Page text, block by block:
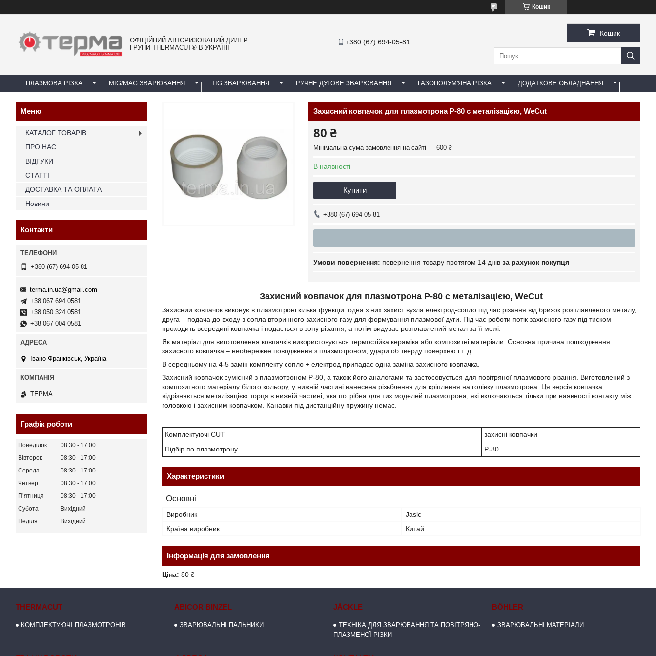
Кошик
ОФІЦІЙНИЙ АВТОРИЗОВАНИЙ ДИЛЕР
ГРУПИ THERMACUT® В УКРАЇНІ
+380 (67) 694-05-81
Кошик
ПЛАЗМОВА РІЗКА MIG/MAG ЗВАРЮВАННЯ TIG ЗВАРЮВАННЯ РУЧНЕ ДУГОВЕ ЗВАРЮВАННЯ ГАЗОПОЛУМ'ЯНА РІЗКА ДОДАТКОВЕ ОБЛАДНАННЯ
Захисний ковпачок для плазмотрона P-80 c металізацією, WeCut
80 ₴
Мінімальна сума замовлення на сайті — 600 ₴
В наявності
Купити
+380 (67) 694-05-81
повернення товару протягом 14 днів за рахунок покупця
Захисний ковпачок для плазмотрона P-80 c металізацією, WeCut
Захисний ковпачок виконує в плазмотроні кілька функцій: одна з них захист вузла електрод-сопло під час різання від бризок розплавленого металу,
друга – подача до входу з сопла вторинного захисного газу для формування плазмової дуги. Під час роботи потік захисного газу під тиском
проходить всередині ковпачка і подається в зону різання, а потім видуває розплавлений метал за її межі.
Як матеріал для виготовлення ковпачків використовується термостійка кераміка або композитні матеріали. Основна причина пошкодження
захисного ковпачка – необережне поводження з плазмотроном, удари об тверду поверхню і т. д.
В середньому на 4-5 замін комплекту сопло + електрод припадає одна заміна захисного ковпачка.
Захисний ковпачок сумісний з плазмотроном P-80, а також його аналогами та застосовується для повітряної плазмового різання. Виготовлений з
композитного матеріалу білого кольору, у нижній частині нанесена різьблення для кріплення на голівку плазмотрона. Ця версія ковпачка
відрізняється металізацією торця в нижній частині, яка потрібна для тих моделей плазмотрона, які включаються тільки при наявності контакту між
головкою і захисним ковпачком. Канавки під дистанційну пружину немає.
Комплектуючі CUT
захисні ковпачки
Підбір по плазмотрону
P-80
Характеристики
Основні
Виробник
Jasic
Країна виробник
Китай
Інформація для замовлення
Ціна: 80 ₴
КАТАЛОГ ТОВАРІВ
ПРО НАС
ВІДГУКИ
СТАТТІ
ДОСТАВКА ТА ОПЛАТА
Новини
Контакти
+380 (67) 694-05-81
terma.in.ua@gmail.com
+38 067 694 0581
+38 050 324 0581
+38 067 004 0581
Івано-Франківськ, Україна
ТЕРМА
Графік роботи
Понеділок 08:30
17:00
Вівторок
08:30
17:00
Середа
08:30
17:00
Четвер
08:30
17:00
Пʼятниця
08:30
17:00
Субота
Вихідний
Неділя
Вихідний
THERMACUT
КОМПЛЕКТУЮЧІ ПЛАЗМОТРОНІВ
ABICOR BINZEL
ЗВАРЮВАЛЬНІ ПАЛЬНИКИ
JÄCKLE
ТЕХНІКА ДЛЯ ЗВАРЮВАННЯ ТА ПОВІТРЯНО-
ПЛАЗМЕНОЇ РІЗКИ
BÖHLER
ЗВАРЮВАЛЬНІ МАТЕРІАЛИ